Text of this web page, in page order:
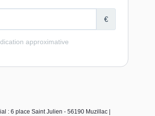
: 6 place Saint Julien - 56190 Muzillac |